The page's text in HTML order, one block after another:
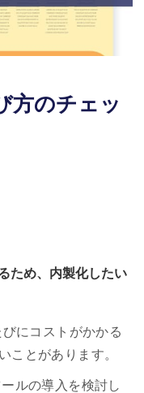
方のチェッ
ため、内製化したい
にコストがかかる
ことがあります。
ルの導入を検討し